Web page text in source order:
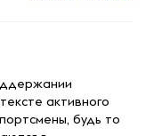
активного
будь то